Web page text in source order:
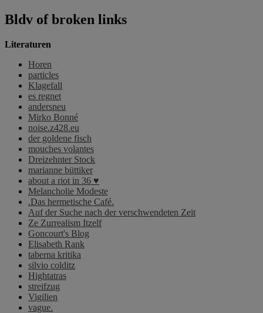
Bldv of broken links
Literaturen
Horen
particles
Klagefall
es regnet
andersneu
Mirko Bonné
noise.z428.eu
der goldene fisch
mouches volantes
Dreizehnter Stock
marianne büttiker
about a riot in 36 ♥
Melancholie Modeste
.Das hermetische Café.
Auf der Suche nach der verschwendeten Zeit
Ze Zurrealism Itzelf
Goncourt's Blog
Elisabeth Rank
taberna kritika
silvio colditz
Hightatras
streifzug
Vigilien
vague.